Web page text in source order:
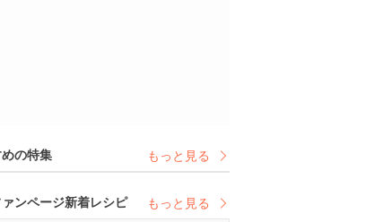
の特集 もっと見る
ンページ新着レシピ もっと見る